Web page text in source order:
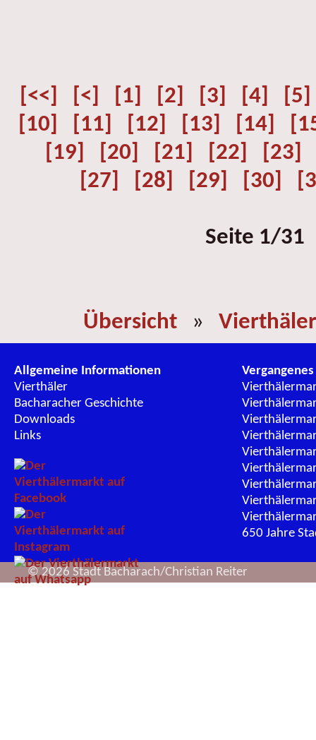
[<<] [<] [1] [2] [3] [4]
[5]
[10]
[11] [12] [13] [14]
[19]
[20] [21] [22]
[23]
[27]
[28] [29] [30]
Seite 1/31
Übersicht »
Allgemeine Informationen
Vierthäler
Bacharacher Geschichte
Downloads
Links
Vergangenes
650 Jahre
© 2026 Stadt Bacharach/Christian Reiter